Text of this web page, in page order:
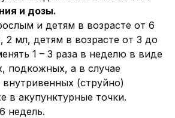
и дозы.
и детям в возрасте от 6
2 мл, детям в возрасте от 3 до
1 – 3 раза в неделю в виде
подкожных, а в случае
(струйно)
в акупунктурные точки.
недель.